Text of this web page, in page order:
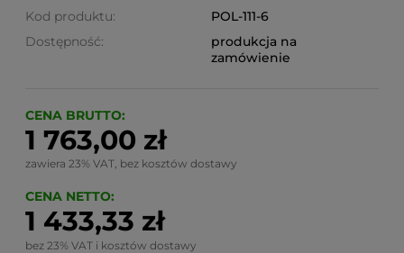
Kod produktu:
POL-111-6
Dostępność:
produkcja na
zamówienie
CENA BRUTTO:
1 763,00 zł
zawiera 23% VAT, bez kosztów dostawy
CENA NETTO:
1 433,33 zł
bez 23% VAT i kosztów dostawy